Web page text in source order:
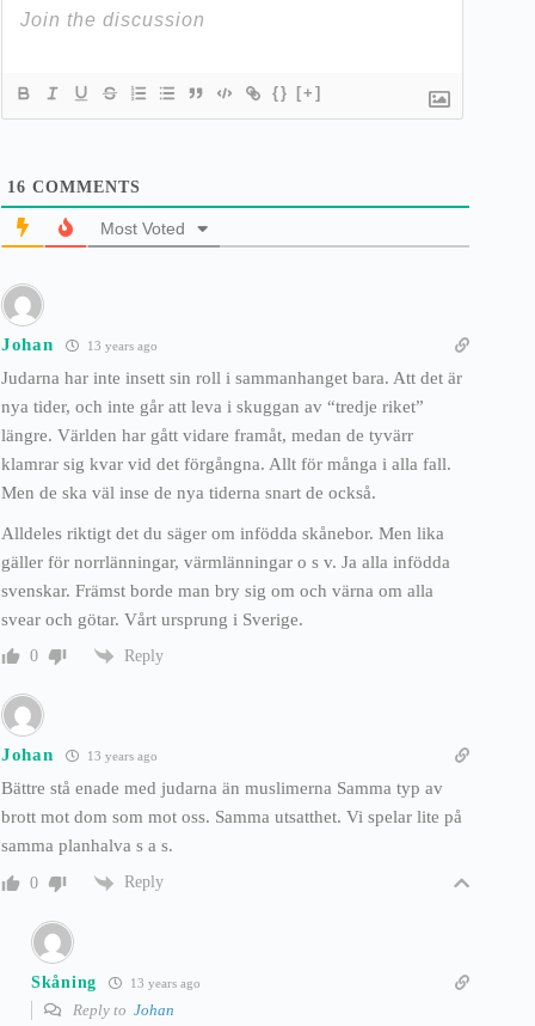
{} [+]
16 COMMENTS
Most Voted
Johan 13 years ago
Judarna har inte insett sin roll i sammanhanget bara. Att det är
nya tider, och inte går att leva i skuggan av “tredje riket”
längre. Världen har gått vidare framåt, medan de tyvärr
klamrar sig kvar vid det förgångna. Allt för många i alla fall.
Men de ska väl inse de nya tiderna snart de också.
Alldeles riktigt det du säger om infödda skånebor. Men lika
gäller för norrlänningar, värmlänningar o s v. Ja alla infödda
svenskar. Främst borde man bry sig om och värna om alla
svear och götar. Vårt ursprung i Sverige.
0 Reply
Johan 13 years ago
Bättre stå enade med judarna än muslimerna Samma typ av
brott mot dom som mot oss. Samma utsatthet. Vi spelar lite på
samma planhalva s a s.
0 Reply
Skåning 13 years ago
Reply to Johan